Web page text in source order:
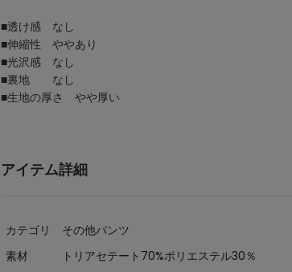
■透け感 なし
■伸縮性 ややあり
■光沢感 なし
■裏地 なし
■生地の厚さ やや厚い
アイテム詳細
カテゴリ
その他パンツ
素材
トリアセテート70%ポリエステル30％